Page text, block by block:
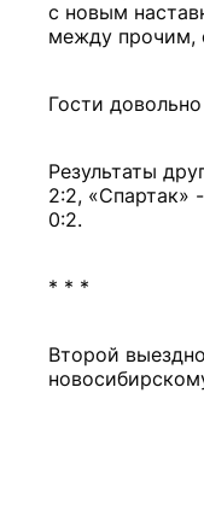
с новым
между прочим,
Гости
Результаты
2:2,
0:2.
* * *
Второй